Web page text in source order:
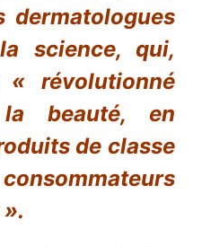
dermatologues
science, qui,
révolutionné
beauté, en
de classe